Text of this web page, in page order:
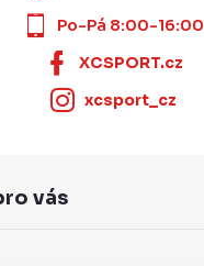
Po-Pá 8:00-16:00
XCSPORT.cz
xcsport_cz
vás